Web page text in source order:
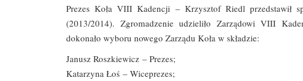
Prezes Koła VIII Kadencji – Krzysztof Riedl przedstawił
(2013/2014). Zgromadzenie udzieliło Zarządowi VIII
dokonało wyboru nowego Zarządu Koła w składzie:
Janusz Roszkiewicz – Prezes;
Katarzyna Łoś – Wiceprezes;